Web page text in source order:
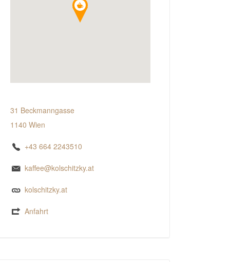
31 Beckmanngasse
1140 Wien
+43 664 2243510
kaffee@kolschitzky.at
kolschitzky.at
Anfahrt